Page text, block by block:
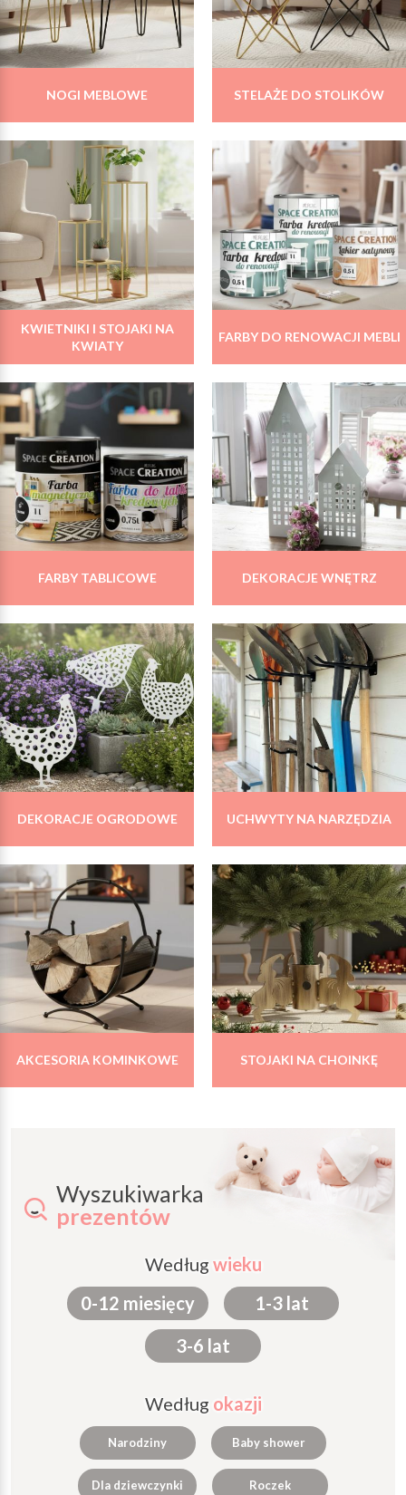
NOGI MEBLOWE STELAŻE DO STOLIKÓW
KWIETNIKI I STOJAKI NA
KWIATY
FARBY DO RENOWACJI MEBLI
FARBY TABLICOWE DEKORACJE WNĘTRZ
DEKORACJE OGRODOWE UCHWYTY NA NARZĘDZIA
AKCESORIA KOMINKOWE STOJAKI NA CHOINKĘ
Wyszukiwarka
prezentów
Według wieku
0-12 miesięcy
1-3 lat
3-6 lat
Według okazji
Narodziny Baby shower
Dla dziewczynki Roczek